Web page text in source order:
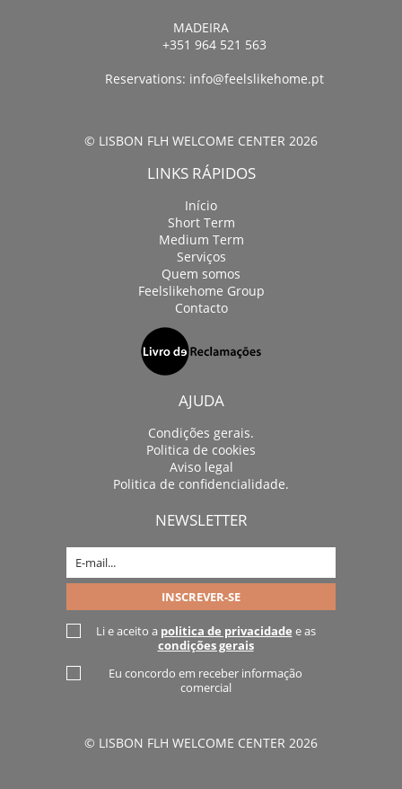
MADEIRA
+351 964 521 563
Reservations: info@feelslikehome.pt
© LISBON FLH WELCOME CENTER 2026
LINKS RÁPIDOS
Início
Short Term
Medium Term
Serviços
Quem somos
Feelslikehome Group
Contacto
AJUDA
Condições gerais.
Politica de cookies
Aviso legal
Politica de confidencialidade.
NEWSLETTER
Li e aceito a politica de privacidade e as
condições gerais
Eu concordo em receber informação
comercial
© LISBON FLH WELCOME CENTER 2026